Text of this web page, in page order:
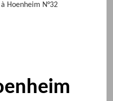
Hoenheim N°32